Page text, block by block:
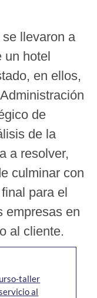
llevaron a
un hotel
en ellos,
de
de la
a resolver,
culminar con
para el
empresas en
al cliente.
taller
al